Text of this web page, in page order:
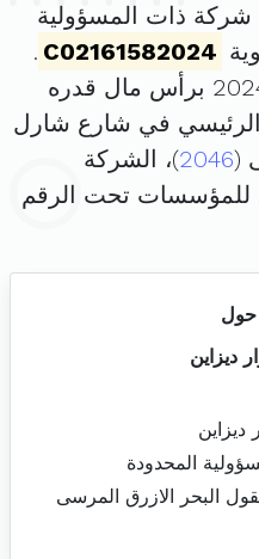
شركة ذات المسؤولية
C02161582024
.
الرئيسي في شارع شارل
(
2046)، الشركة
تحت الرقم
حول
ديزاين
ديزاين
المحدودة
البحر الازرق المرسى